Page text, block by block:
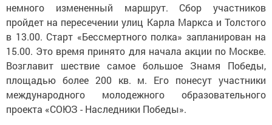
немного измененный маршрут. Сбор участников
пройдет на пересечении улиц Карла Маркса и Толстого
в 13.00. Старт «Бессмертного полка» запланирован на
15.00. Это время принято для начала акции по Москве.
Возглавит шествие самое большое Знамя Победы,
площадью более 200 кв. м. Его понесут участники
международного молодежного образовательного
проекта «СОЮЗ - Наследники Победы».